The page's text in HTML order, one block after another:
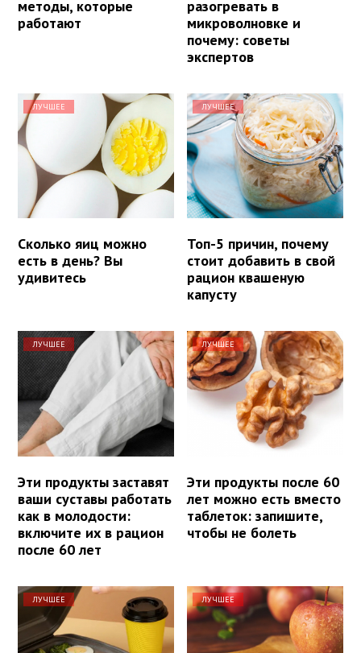
методы, которые
работают
разогревать в
микроволновке и
почему: советы
экспертов
ЛУЧШЕЕ
Сколько яиц можно
есть в день? Вы
удивитесь
ЛУЧШЕЕ
Топ-5 причин, почему
стоит добавить в свой
рацион квашеную
капусту
ЛУЧШЕЕ
Эти продукты заставят
ваши суставы работать
как в молодости:
включите их в рацион
после 60 лет
ЛУЧШЕЕ
Эти продукты после 60
лет можно есть вместо
таблеток: запишите,
чтобы не болеть
ЛУЧШЕЕ ЛУЧШЕЕ